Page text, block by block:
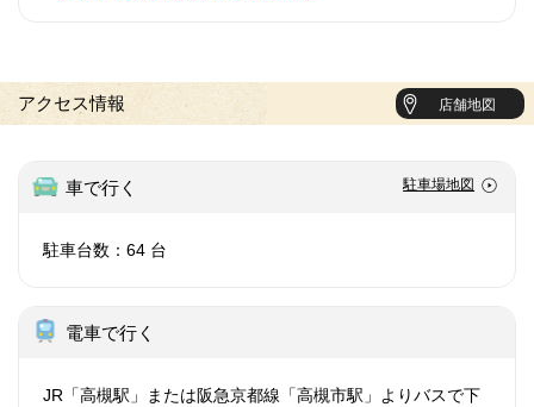
アクセス情報 店舗地図
車で行く 駐車場地図
駐車台数：64 台
電車で行く
JR「高槻駅」または阪急京都線「高槻市駅」よりバスで下